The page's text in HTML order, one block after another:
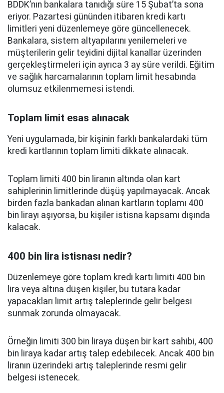
BDDK’nın bankalara tanıdığı süre 15 Şubat’ta sona
eriyor. Pazartesi gününden itibaren kredi kartı
limitleri yeni düzenlemeye göre güncellenecek.
Bankalara, sistem altyapılarını yenilemeleri ve
müşterilerin gelir teyidini dijital kanallar üzerinden
gerçekleştirmeleri için ayrıca 3 ay süre verildi. Eğitim
ve sağlık harcamalarının toplam limit hesabında
olumsuz etkilenmemesi istendi.
Toplam limit esas alınacak
Yeni uygulamada, bir kişinin farklı bankalardaki tüm
kredi kartlarının toplam limiti dikkate alınacak.
Toplam limiti 400 bin liranın altında olan kart
sahiplerinin limitlerinde düşüş yapılmayacak. Ancak
birden fazla bankadan alınan kartların toplamı 400
bin lirayı aşıyorsa, bu kişiler istisna kapsamı dışında
kalacak.
400 bin lira istisnası nedir?
Düzenlemeye göre toplam kredi kartı limiti 400 bin
lira veya altına düşen kişiler, bu tutara kadar
yapacakları limit artış taleplerinde gelir belgesi
sunmak zorunda olmayacak.
Örneğin limiti 300 bin liraya düşen bir kart sahibi, 400
bin liraya kadar artış talep edebilecek. Ancak 400 bin
liranın üzerindeki artış taleplerinde resmi gelir
belgesi istenecek.